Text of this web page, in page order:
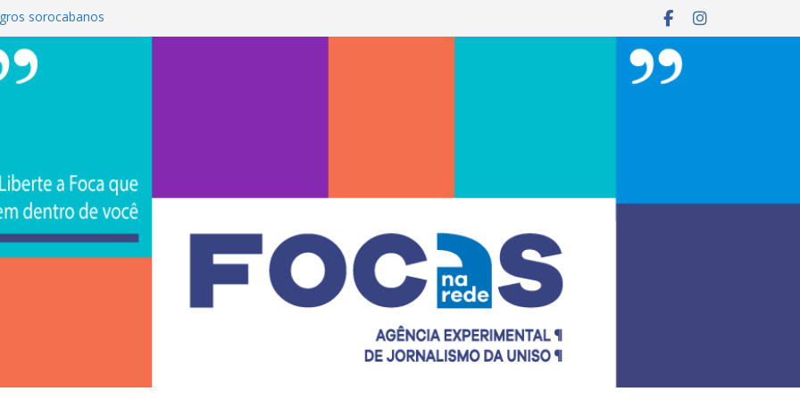
sorocabanos
artista do #ConviteMPB do
2026 promove integração, ciência e